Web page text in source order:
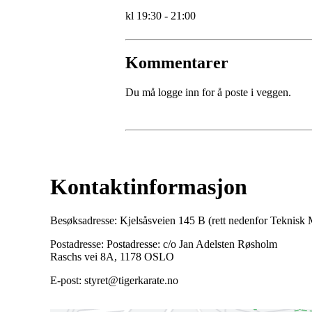
kl 19:30 - 21:00
Kommentarer
Du må logge inn for å poste i veggen.
Kontaktinformasjon
Besøksadresse: Kjelsåsveien 145 B (rett nedenfor Teknisk
Postadresse: Postadresse: c/o Jan Adelsten Røsholm
Raschs vei 8A, 1178 OSLO
E-post: styret@tigerkarate.no